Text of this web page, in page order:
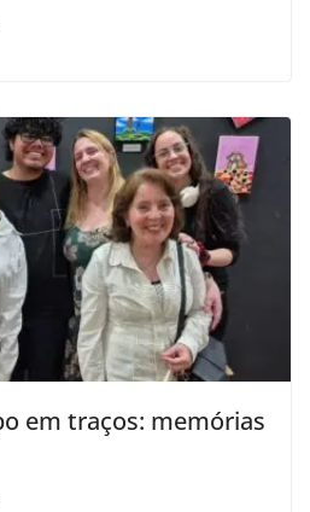
em traços: memórias